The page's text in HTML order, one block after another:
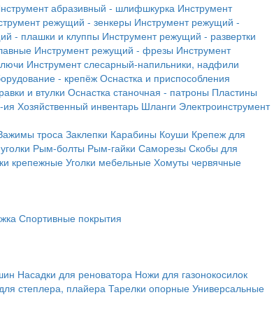
абразивный - шлифшкурка Инструмент
режущий - зенкеры Инструмент режущий -
- плашки и клуппы Инструмент режущий - развертки
Инструмент режущий - фрезы Инструмент
Инструмент слесарный-напильники, надфили
- крепёж Оснастка и приспособления
и втулки Оснастка станочная - патроны Пластины
ия Хозяйственный инвентарь Шланги Электроинструмент
тросаЗаклепки Карабины Коуши Крепеж для
Рым-болты Рым-гайки Саморезы Скобы для
крепежныеУголки мебельные Хомуты червячные
Спортивные покрытия
Насадки для реноватора Ножи для газонокосилок
степлера, плайера Тарелки опорные Универсальные